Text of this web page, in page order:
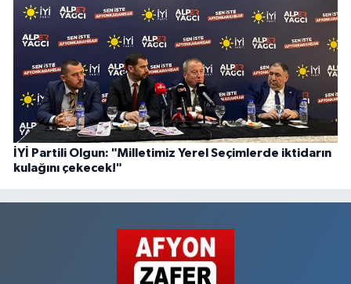
İYİ Partili Olgun: "Milletimiz Yerel Seçimlerde iktidarın
kulağını çekecek!"